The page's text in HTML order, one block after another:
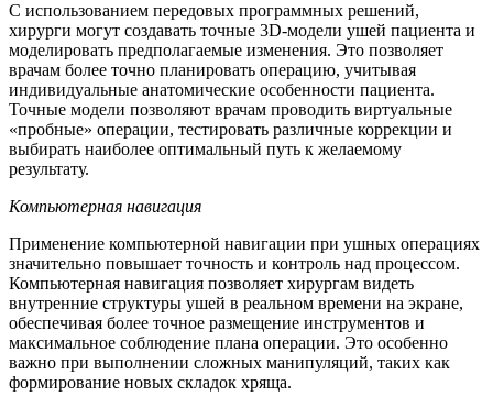
С использованием передовых программных решений,
хирурги могут создавать точные 3D-модели ушей пациента и
моделировать предполагаемые изменения. Это позволяет
врачам более точно планировать операцию, учитывая
индивидуальные анатомические особенности пациента.
Точные модели позволяют врачам проводить виртуальные
«пробные» операции, тестировать различные коррекции и
выбирать наиболее оптимальный путь к желаемому
результату.
Компьютерная навигация
Применение компьютерной навигации при ушных операциях
значительно повышает точность и контроль над процессом.
Компьютерная навигация позволяет хирургам видеть
внутренние структуры ушей в реальном времени на экране,
обеспечивая более точное размещение инструментов и
максимальное соблюдение плана операции. Это особенно
важно при выполнении сложных манипуляций, таких как
формирование новых складок хряща.